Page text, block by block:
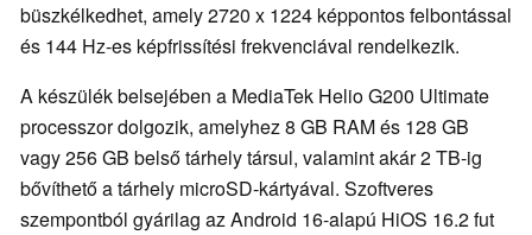
büszkélkedhet, amely 2720 x 1224 képpontos felbontással
és 144 Hz-es képfrissítési frekvenciával rendelkezik.
A készülék belsejében a MediaTek Helio G200 Ultimate
processzor dolgozik, amelyhez 8 GB RAM és 128 GB
vagy 256 GB belső tárhely társul, valamint akár 2 TB-ig
bővíthető a tárhely microSD-kártyával. Szoftveres
szempontból gyárilag az Android 16-alapú HiOS 16.2 fut